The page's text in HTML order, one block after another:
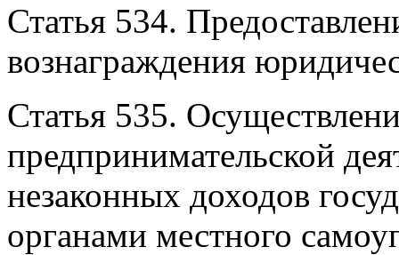
Статья 534.
вознаграждения
Статья 535.
предпринимательской
незаконных доходов
органами местного